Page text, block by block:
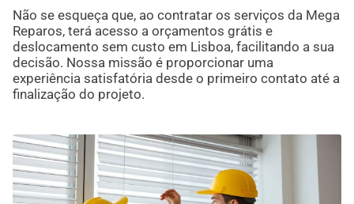
Não se esqueça que, ao contratar os serviços da Mega
Reparos, terá acesso a orçamentos grátis e
deslocamento sem custo em Lisboa, facilitando a sua
decisão. Nossa missão é proporcionar uma
experiência satisfatória desde o primeiro contato até a
finalização do projeto.